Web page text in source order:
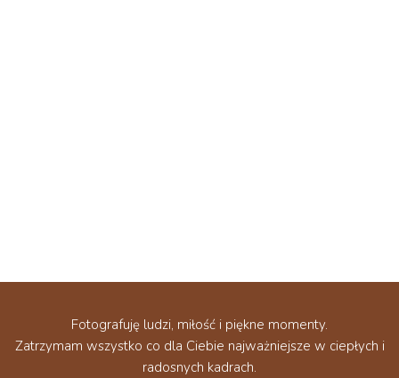
Fotografuję ludzi, miłość i piękne momenty.
Zatrzymam wszystko co dla Ciebie najważniejsze w ciepłych i
radosnych kadrach.